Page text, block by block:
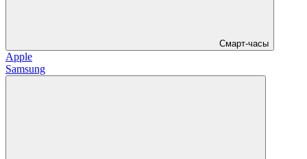
Смарт-часы
Apple
Samsung